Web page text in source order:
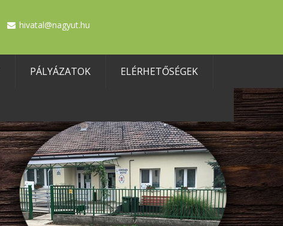
hivatal@nagyut.hu
PÁLYÁZATOK ELÉRHETŐSÉGEK